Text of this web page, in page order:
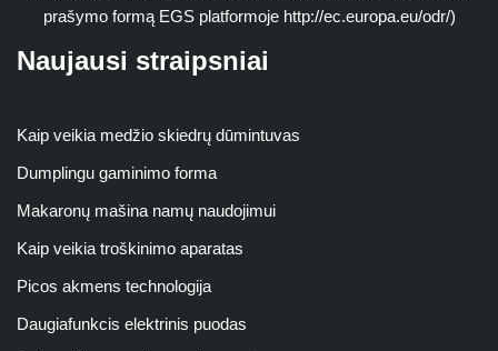
prašymo formą EGS platformoje http://ec.europa.eu/odr/)
Naujausi straipsniai
Kaip veikia medžio skiedrų dūmintuvas
Dumplingu gaminimo forma
Makaronų mašina namų naudojimui
Kaip veikia troškinimo aparatas
Picos akmens technologija
Daugiafunkcis elektrinis puodas